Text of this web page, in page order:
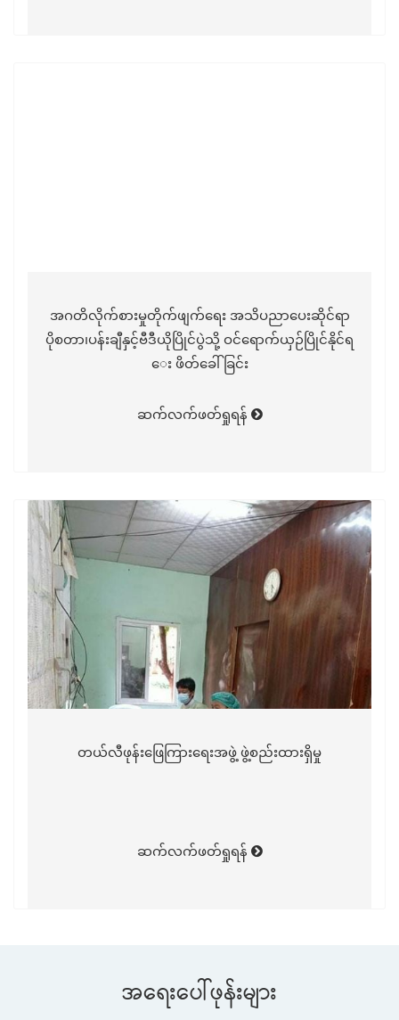
အဂတိလိုက်စားမှုတိုက်ဖျက်ရေး အသိပညာပေးဆိုင်ရာ
ပိုစတာ၊ပန်းချီနှင့်ဗီဒီယိုပြိုင်ပွဲသို့ ဝင်ရောက်ယှဉ်ပြိုင်နိုင်ရ
ေး ဖိတ်ခေါ်ခြင်း
ဆက်လက်ဖတ်ရှုရန်
တယ်လီဖုန်းဖြေကြားရေးအဖွဲ့ ဖွဲ့စည်းထားရှိမှု
ဆက်လက်ဖတ်ရှုရန်
အရေးပေါ်ဖုန်းများ